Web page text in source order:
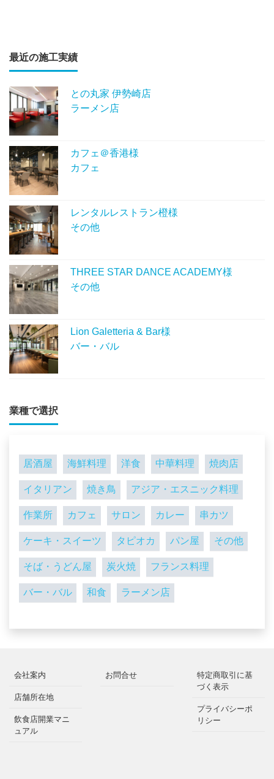
最近の施工実績
との丸家 伊勢崎店
ラーメン店
カフェ＠香港様
カフェ
レンタルレストラン橙様
その他
THREE STAR DANCE ACADEMY様
その他
Lion Galetteria & Bar様
バー・バル
業種で選択
居酒屋 海鮮料理 洋食 中華料理 焼肉店
イタリアン 焼き鳥 アジア・エスニック料理
作業所 カフェ サロン カレー 串カツ
ケーキ・スイーツ タピオカ パン屋 その他
そば・うどん屋 炭火焼 フランス料理
バー・バル 和食 ラーメン店
会社案内
店舗所在地
飲食店開業マニ
ュアル
お問合せ
特定商取引に基
づく表示
プライバシーポ
リシー